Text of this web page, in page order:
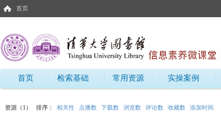
首页
首页 检索基础 常用资源 实操案例
资源（1） 排序： 相关性 点播数 下载数 浏览数 评论数 收藏数 添加时间